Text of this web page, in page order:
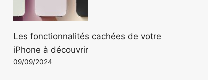
Les fonctionnalités cachées de votre
iPhone à découvrir
09/09/2024